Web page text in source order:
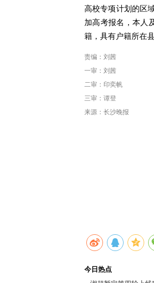
高校专项计划的区
加高考报名，本人
籍，具有户籍所在
责编：刘茜
一审：刘茜
二审：印奕帆
三审：谭登
来源：长沙晚报
今日热点